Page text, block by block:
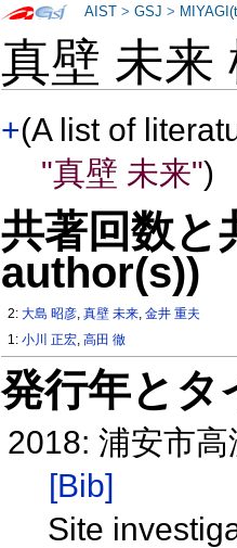
真壁 未
+(A list of
"真壁 未来")
共著回数
author(s))
2:大島 昭彦,真壁 未来,金井 重夫
1:小川 正宏,高田 徹
発行年と
2018: 浦安市
[Bib]
Site
AIST >GSJ >